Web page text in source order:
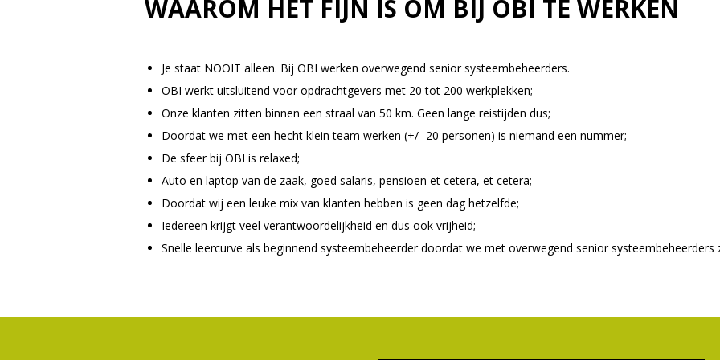
WAAROM HET FIJN IS OM BIJ OBI TE WERKEN
Je staat NOOIT alleen. Bij OBI werken overwegend senior systeembeheerders.
OBI werkt uitsluitend voor opdrachtgevers met 20 tot 200 werkplekken;
Onze klanten zitten binnen een straal van 50 km. Geen lange reistijden dus;
Doordat we met een hecht klein team werken (+/- 20 personen) is niemand een nummer;
De sfeer bij OBI is relaxed;
Auto en laptop van de zaak, goed salaris, pensioen et cetera, et cetera;
Doordat wij een leuke mix van klanten hebben is geen dag hetzelfde;
Iedereen krijgt veel verantwoordelijkheid en dus ook vrijheid;
Snelle leercurve als beginnend systeembeheerder doordat we met overwegend senior systeembeheerders